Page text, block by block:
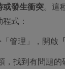
或發生衝突。這
式：
管理」，開啟
，找到有問題的